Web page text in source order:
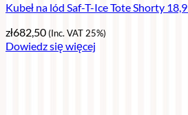
Kubeł na lód Saf-T-Ice Tote Shorty
zł682,50(Inc. VAT 25%)
Dowiedz się więcej